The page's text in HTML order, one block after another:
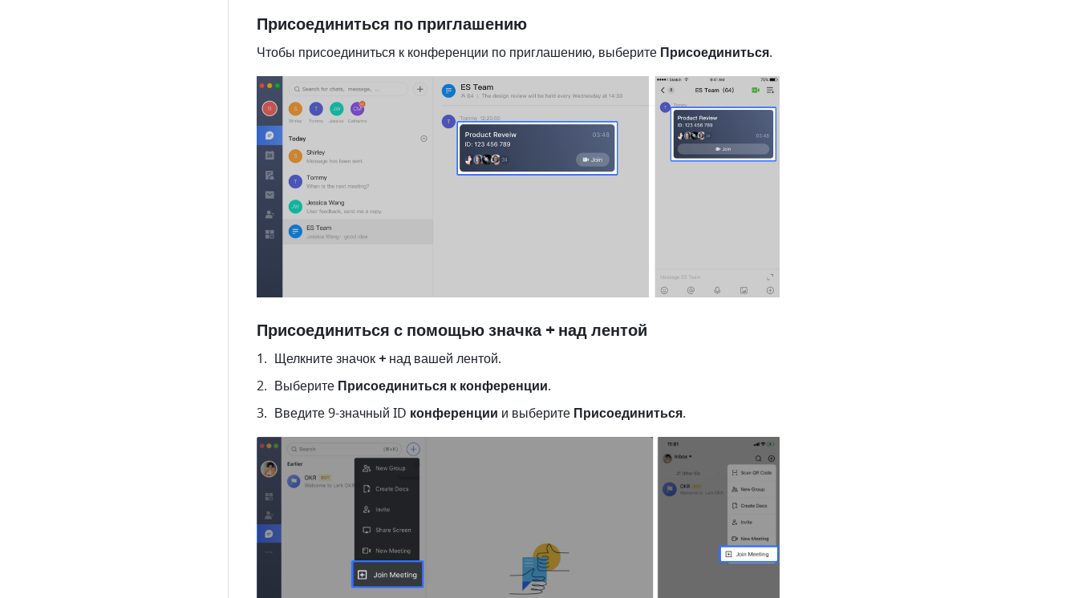
Присоединиться по приглашению
Чтобы присоединиться к конференции по приглашению, выберите Присоединиться.
Присоединиться с помощью значка + над лентой
Щелкните значок + над вашей лентой.
Выберите Присоединиться к конференции.
Введите 9-значный ID конференции и выберите Присоединиться.